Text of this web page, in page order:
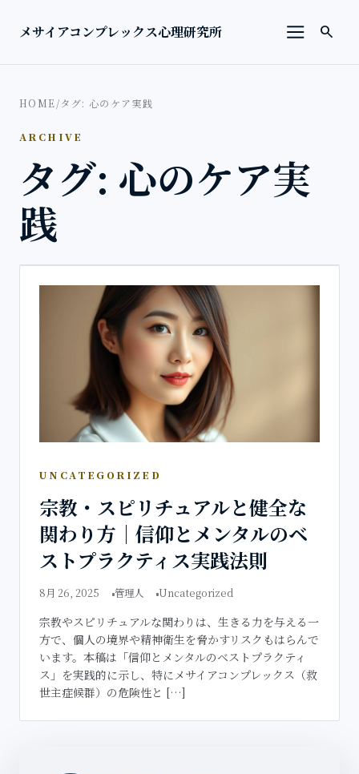
メサイアコンプレックス心理研究所
メニュー
検索を
search
HOME/タグ: 心のケア実践
ARCHIVE
タグ: 心のケア実
践
UNCATEGORIZED
宗教・スピリチュアルと健全な
関わり方｜信仰とメンタルのベ
ストプラクティス実践法則
8月 26, 2025 管理人 Uncategorized
宗教やスピリチュアルな関わりは、生きる力を与える一
方で、個人の境界や精神衛生を脅かすリスクもはらんで
います。本稿は「信仰とメンタルのベストプラクティ
ス」を実践的に示し、特にメサイアコンプレックス（救
世主症候群）の危険性と […]